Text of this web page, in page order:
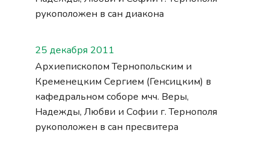
рукоположен в сан диакона
25 декабря 2011
Архиепископом Тернопольским и
Кременецким Сергием (Генсицким) в
кафедральном соборе мчч. Веры,
Надежды, Любви и Софии г. Тернополя
рукоположен в сан пресвитера